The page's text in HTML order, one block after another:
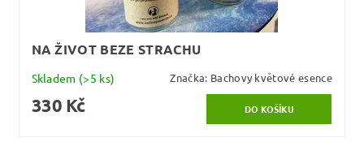
NA ŽIVOT BEZE STRACHU
Skladem (>5 ks) Značka: Bachovy květové esence
330 Kč